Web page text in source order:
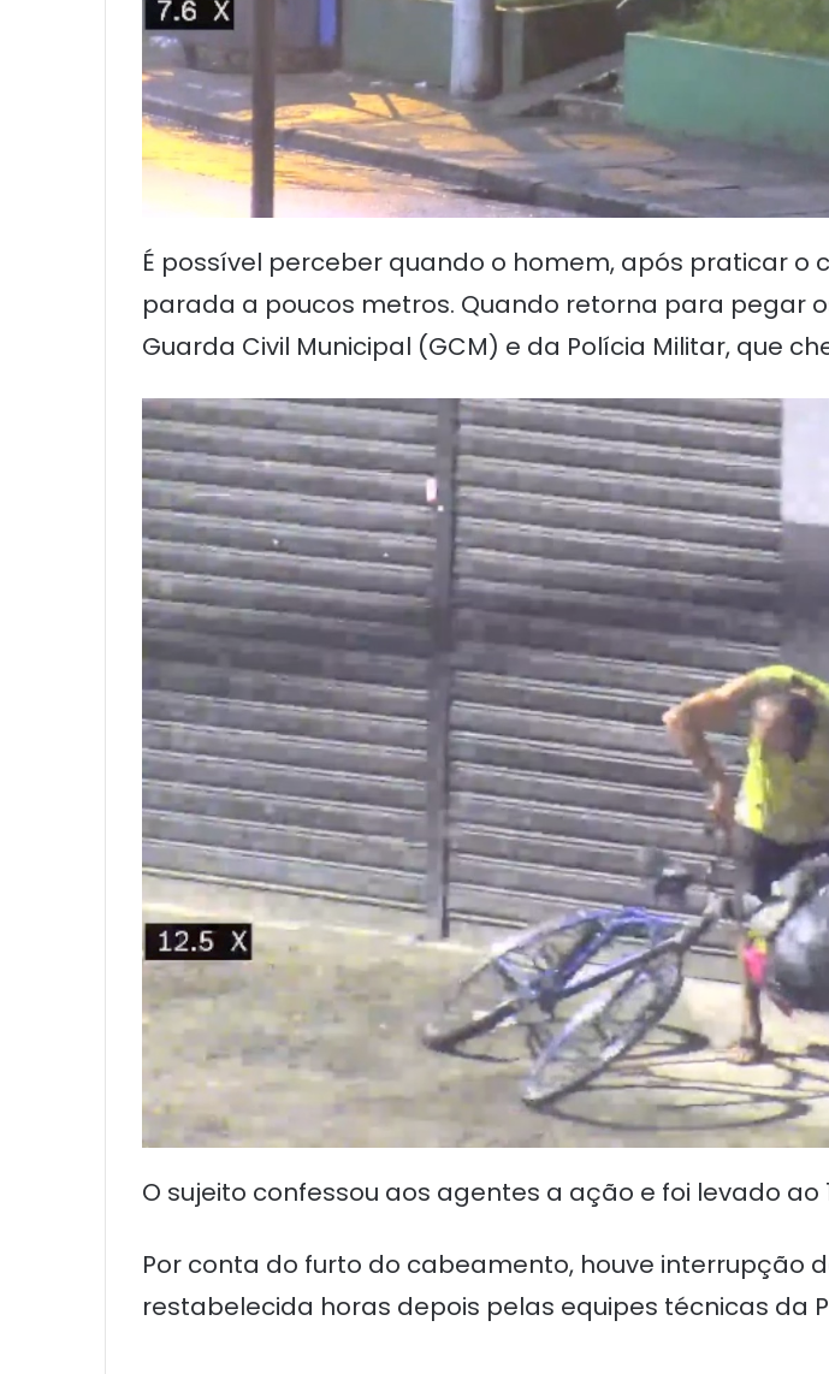
É possível perceber quando o homem, após praticar o
parada a poucos metros. Quando retorna para pegar
Guarda Civil Municipal (GCM) e da Polícia Militar, que
O sujeito confessou aos agentes a ação e foi levado ao
Por conta do furto do cabeamento, houve interrupção
restabelecida horas depois pelas equipes técnicas da